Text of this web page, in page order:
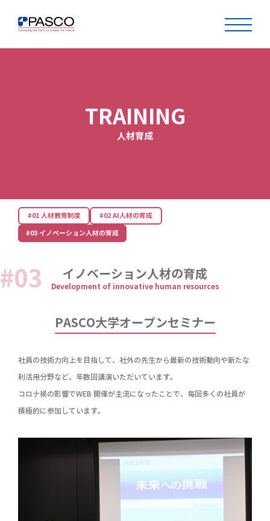
TRAINING
人材育成
#01 人材教育制度 #02 AI人材の育成
#03 イノベーション人材の育成
イノベーション人材の育成
Development of innovative human resources
PASCO大学オープンセミナー
社員の技術力向上を目指して、社外の先生から最新の技術動向や新たな
利活用分野など、年数回講演いただいています。
コロナ禍の影響でWEB 開催が主流になったことで、毎回多くの社員が
積極的に参加しています。